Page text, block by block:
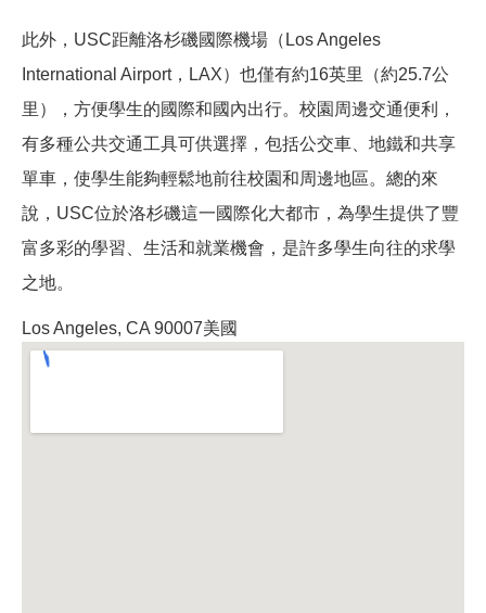
此外，USC距離洛杉磯國際機場（Los Angeles
International Airport，LAX）也僅有約16英里（約25.7公
里），方便學生的國際和國內出行。校園周邊交通便利，
有多種公共交通工具可供選擇，包括公交車、地鐵和共享
單車，使學生能夠輕鬆地前往校園和周邊地區。總的來
說，USC位於洛杉磯這一國際化大都市，為學生提供了豐
富多彩的學習、生活和就業機會，是許多學生向往的求學
之地。
Los Angeles, CA 90007美國